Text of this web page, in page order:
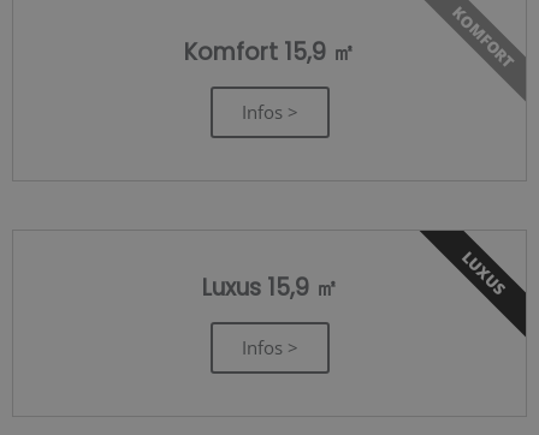
Komfort 15,9 ㎡
Infos >
KOMFORT
Luxus 15,9 ㎡
Infos >
LUXUS